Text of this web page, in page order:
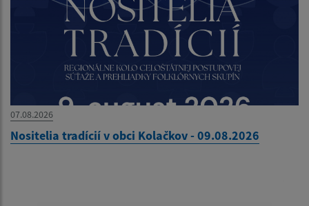
07.08.2026
Nositelia tradícií v obci Kolačkov - 09.08.2026